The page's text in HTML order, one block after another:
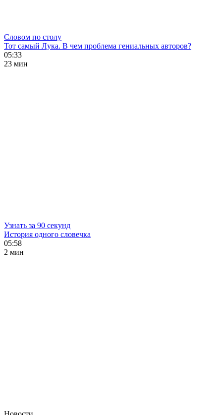
Словом по столу
Тот самый Лука. В чем проблема гениальных авторов?
05:33
23 мин
Узнать за 90 секунд
История одного словечка
05:58
2 мин